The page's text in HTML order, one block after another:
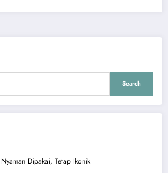
Search
Dipakai, Tetap Ikonik